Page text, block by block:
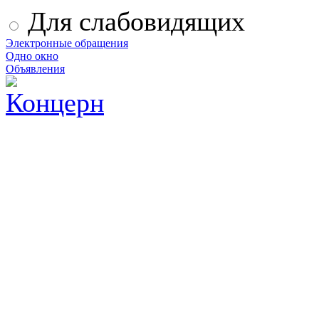
Для слабовидящих
Электронные обращения
Одно окно
Объявления